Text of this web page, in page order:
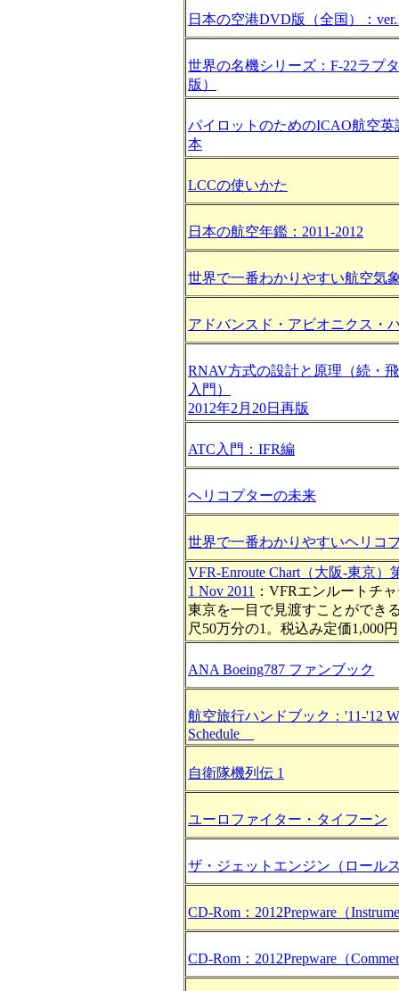
日本の空港DVD版（全国）：
世界の名機シリーズ：F-22ラプ
版）
パイロットのためのICAO航空英
本
LCCの使いかた
日本の航空年鑑：2011-2012
世界で一番わかりやすい航空気
アドバンスド・アビオニクス・
RNAV方式の設計と原理（続・
入門）
2012年2月20日再版
ATC入門：IFR編
ヘリコプターの未来
世界で一番わかりやすいヘリコ
VFR-Enroute Chart（大阪-東京）
1 Nov 2011 ：VFRエンルートチ
東京を一目で見渡すことができ
尺50万分の1。税込み定価1,000
ANA Boeing787 ファンブック
航空旅行ハンドブック：'11-'12
Schedule
自衛隊機列伝 1
ユーロファイター・タイフーン
ザ・ジェットエンジン（ロール
CD-Rom：2012Prepware（
CD-Rom：2012Prepware（